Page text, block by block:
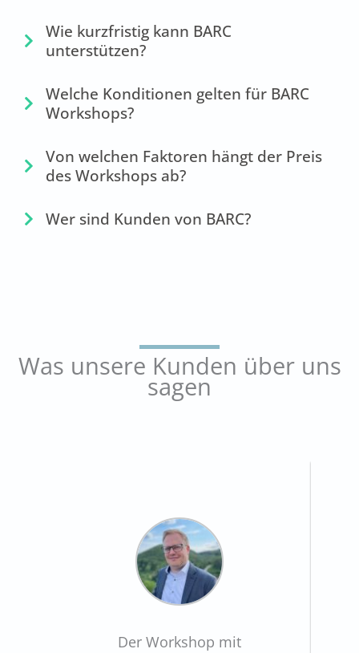
Wie kurzfristig kann BARC
unterstützen?
Welche Konditionen gelten für BARC
Workshops?
Von welchen Faktoren hängt der Preis
des Workshops ab?
Wer sind Kunden von BARC?
Was unsere Kunden über uns
sagen
Der Workshop mit